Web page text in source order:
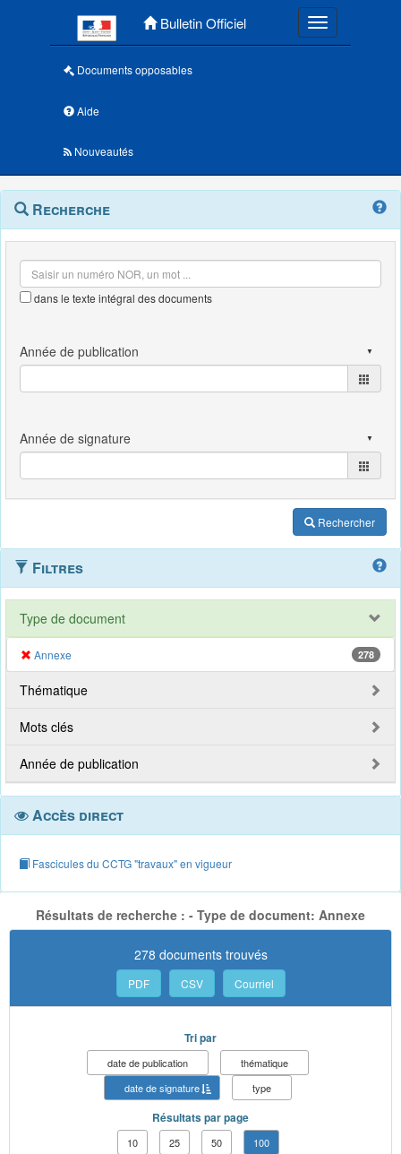
Bulletin Officiel Toggle
Documents opposables
Aide
Nouveautés
Navigation
outils
Menu
contextuel
Recherche
dans le texte intégral des documents
Rechercher
Filtres
Type de document
Annexe 278
Thématique
Mots clés
Année de publication
Accès direct
Fascicules du CCTG "travaux" en vigueur
Résultats de recherche : - Type de document: Annexe
278 documents trouvés
PDF CSV Courriel
Tri par
date de publication
thématique
date de signature
type
Résultats par page
10 25 50 100